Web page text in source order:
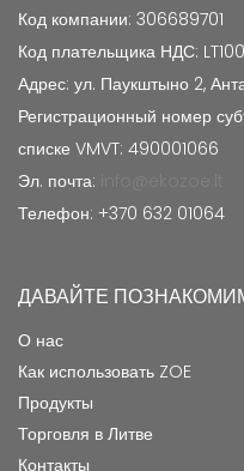
Код компании: 306689701
Код плательщика НДС:
Адрес: ул. Паукштыно 2,
Регистрационный номер
списке VMVT: 490001066
Эл. почта:
Телефон: +370 632 01064
ДАВАЙТЕ
О нас
Как использовать ZOE
Продукты
Торговля в Литве
Контакты